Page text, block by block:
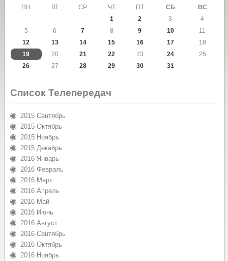
ПН
ВТ СР ЧТ ПТ СБ
ВС
1
2 3
4
5
6 7 8 9 10
11
12
13 14 15 16 17
18
19
20 21 22 23 24
25
26
27 28 29 30 31
Список Телепередач
2015 Сентябрь
2015 Октябрь
2015 Ноябрь
2015 Декабрь
2016 Январь
2016 Февраль
2016 Март
2016 Апрель
2016 Май
2016 Июнь
2016 Август
2016 Сентябрь
2016 Октябрь
2016 Ноябрь